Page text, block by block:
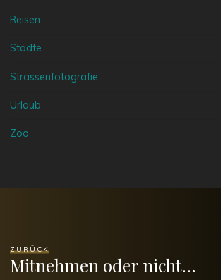
Reisen
Städte
Strassenfotografie
Urlaub
Zoo
ZURÜCK
Mitnehmen oder nicht…